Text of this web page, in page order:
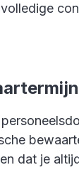
dat je